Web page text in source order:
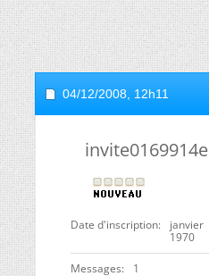
04/12/2008, 12h11
invite0169914e
Date d'inscription
janvier
1970
Messages 1